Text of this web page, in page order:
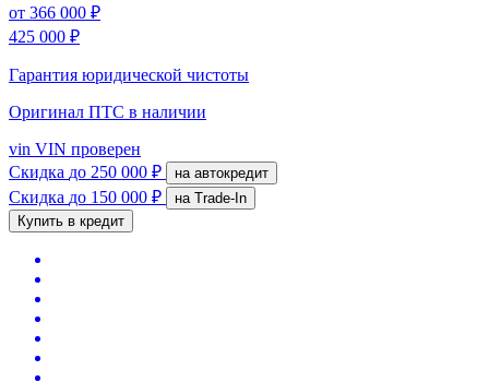
от 366 000 ₽
425 000 ₽
Гарантия юридической чистоты
Оригинал ПТС в наличии
vin VIN проверен
Скидка до 250 000 ₽ на автокредит
Скидка до 150 000 ₽
на Trade-In
Купить в кредит